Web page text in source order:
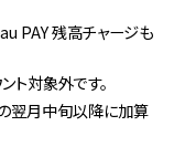
ト対象外です。